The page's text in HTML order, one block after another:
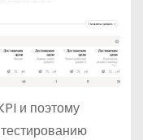
и поэтому